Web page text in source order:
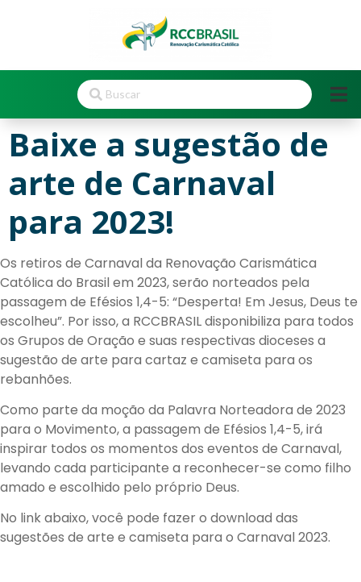
Baixe a sugestão de
arte de Carnaval
para 2023!
Os retiros de Carnaval da Renovação Carismática
Católica do Brasil em 2023, serão norteados pela
passagem de Efésios 1,4-5: “Desperta! Em Jesus, Deus te
escolheu”. Por isso, a RCCBRASIL disponibiliza para todos
os Grupos de Oração e suas respectivas dioceses a
sugestão de arte para cartaz e camiseta para os
rebanhões.
Como parte da moção da Palavra Norteadora de 2023
para o Movimento, a passagem de Efésios 1,4-5, irá
inspirar todos os momentos dos eventos de Carnaval,
levando cada participante a reconhecer-se como filho
amado e escolhido pelo próprio Deus.
No link abaixo, você pode fazer o download das
sugestões de arte e camiseta para o Carnaval 2023.